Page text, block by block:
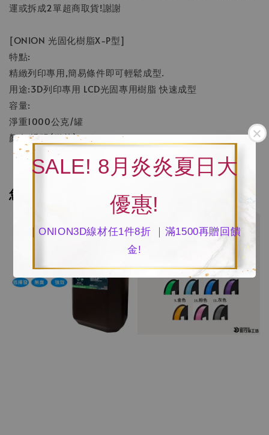
SALE! 8月炎炎夏日大
優惠!
｜ONION3D線材任1件8折 ｜滿1500再贈回饋
金!
運或拆成2單超商取貨!謝謝
[ONION 光固化樹脂X-P型]
特點:
精緻列印專用,簡易條件即可輕鬆成型.
用途:3D列印專用 LCD光固專用樹脂 快速成型
容量:
淨重1000公克/罐
顏色:透明(微黃)
您可能也喜歡